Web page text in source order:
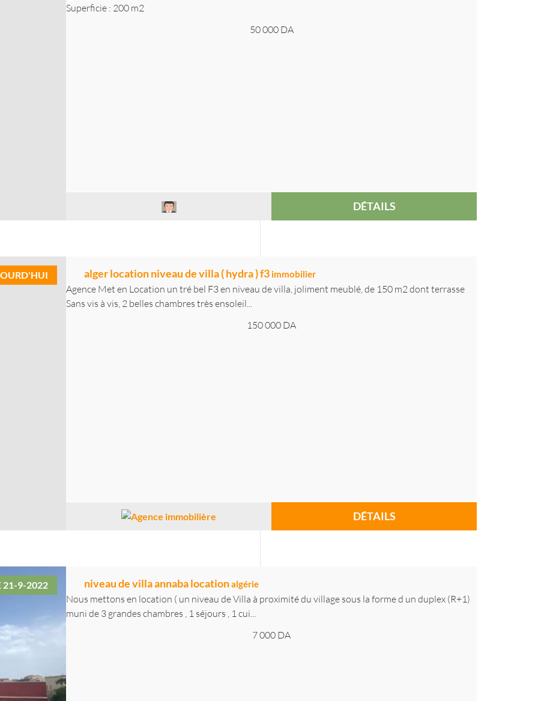
Superficie : 200 m2
50 000 DA
DÉTAILS
alger location niveau de villa ( hydra ) f3 immobilier
Agence Met en Location un tré bel F3 en niveau de villa, joliment meublé, de 150 m2 dont terrasse
Sans vis à vis, 2 belles chambres très ensoleil...
150 000 DA
DÉTAILS
21-9-2022 niveau de villa annaba locationalgérie
Nous mettons en location ( un niveau de Villa à proximité du village sous la forme d un duplex (R+1)
muni de 3 grandes chambres , 1 séjours , 1 cui...
7 000 DA